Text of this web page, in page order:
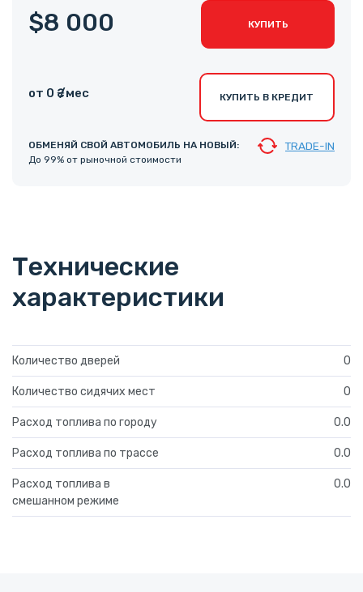
$8 000 КУПИТЬ
от 0 ₴ /мес КУПИТЬ В КРЕДИТ
ОБМЕНЯЙ СВОЙ АВТОМОБИЛЬ НА НОВЫЙ:
До 99% от рыночной стоимости
TRADE-IN
Технические
характеристики
Количество дверей 0
Количество сидячих мест 0
Расход топлива по городу 0.0
Расход топлива по трассе 0.0
Расход топлива в
смешанном режиме
0.0